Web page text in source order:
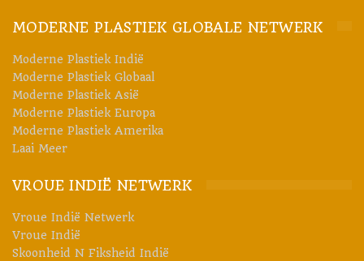
MODERNE PLASTIEK GLOBALE NETWERK
Moderne Plastiek Indië
Moderne Plastiek Globaal
Moderne Plastiek Asië
Moderne Plastiek Europa
Moderne Plastiek Amerika
Laai Meer
VROUE INDIË NETWERK
Vroue Indië Netwerk
Vroue Indië
Skoonheid N Fiksheid Indië